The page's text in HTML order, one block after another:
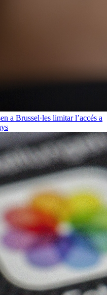
a Brussel·les limitar l’accés a